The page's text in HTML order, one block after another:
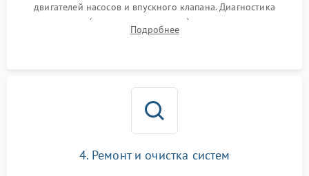
двигателей насосов и впускного клапана. Диагностика
прессостата (датчика уровня воды), датчика мутности,
концевика дверцы и электронного модуля управления.
Подробнее
4. Ремонт и очистка систем